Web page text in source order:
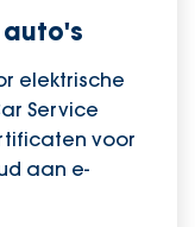
auto's
elektrische
Service
voor
aan e-